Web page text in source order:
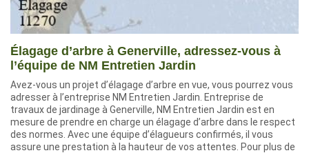
Élagage d’arbre à Generville, adressez-vous à
l’équipe de NM Entretien Jardin
Avez-vous un projet d’élagage d’arbre en vue, vous pourrez vous
adresser à l’entreprise NM Entretien Jardin. Entreprise de
travaux de jardinage à Generville, NM Entretien Jardin est en
mesure de prendre en charge un élagage d’arbre dans le respect
des normes. Avec une équipe d’élagueurs confirmés, il vous
assure une prestation à la hauteur de vos attentes. Pour plus de